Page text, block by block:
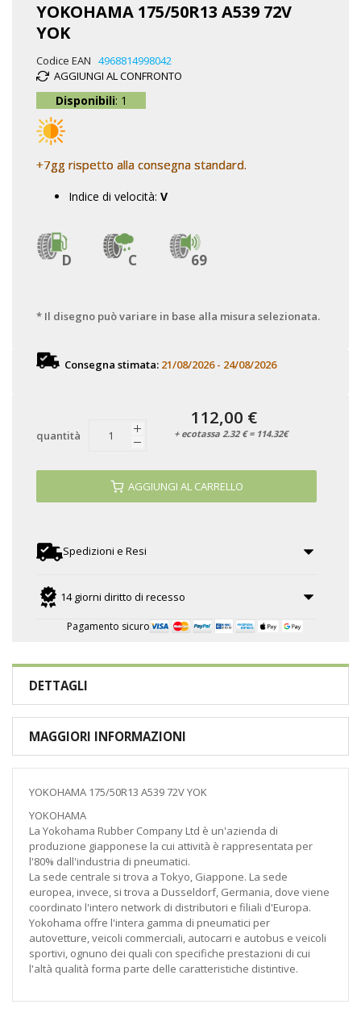
YOKOHAMA 175/50R13 A539 72V
YOK
Codice EAN 4968814998042
AGGIUNGI AL CONFRONTO
Disponibili: 1
+7gg rispetto alla consegna standard.
Indice di velocità: V
D C 69
* Il disegno può variare in base alla misura selezionata.
Consegna stimata: 21/08/2026 - 24/08/2026
quantità
AGGIUNGI AL CARRELLO
Spedizioni e Resi
14 giorni diritto di recesso
Pagamento sicuro
112,00 €
+ ecotassa 2.32 € = 114.32€
galleria
immagini
DETTAGLI
MAGGIORI INFORMAZIONI
YOKOHAMA 175/50R13 A539 72V YOK
YOKOHAMA
La Yokohama Rubber Company Ltd è un'azienda di
produzione giapponese la cui attività è rappresentata per
l'80% dall'industria di pneumatici.
La sede centrale si trova a Tokyo, Giappone. La sede
europea, invece, si trova a Dusseldorf, Germania, dove viene
coordinato l'intero network di distributori e filiali d'Europa.
Yokohama offre l'intera gamma di pneumatici per
autovetture, veicoli commerciali, autocarri e autobus e veicoli
sportivi, ognuno dei quali con specifiche prestazioni di cui
l'altà qualità forma parte delle caratteristiche distintive.